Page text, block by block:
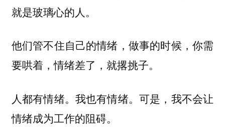
就是玻璃心的人。
他们管不住自己的情绪，做事的时候，你需
要哄着，情绪差了，就撂挑子。
人都有情绪。我也有情绪。可是，我不会让
情绪成为工作的阻碍。